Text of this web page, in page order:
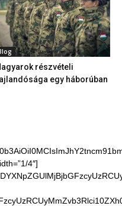
részvételi
egy háborúban
4″]